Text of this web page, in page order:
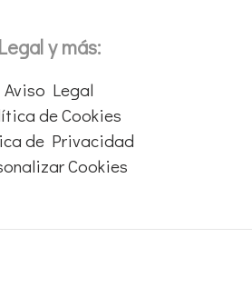
Legal y más:
Aviso Legal
de Cookies
de Privacidad
Cookies